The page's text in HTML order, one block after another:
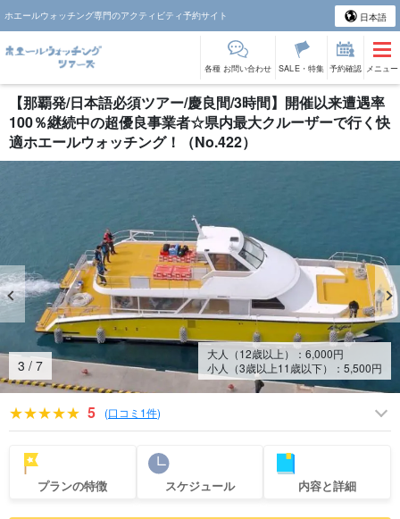
ホエールウォッチング専門のアクティビティ予約サイト 日本語
各種 お問い合わせ SALE・特集 予約確認 メニュー
【那覇発/日本語必須ツアー/慶良間/3時間】開催以来遭遇率
100％継続中の超優良事業者☆県内最大クルーザーで行く快
適ホエールウォッチング！（No.422）
4 / 7
大人（12歳以上）： 6,000円
小人（3歳以上11歳以下）： 5,500円
5 (口コミ1件)
プランの特徴 スケジュール 内容と詳細